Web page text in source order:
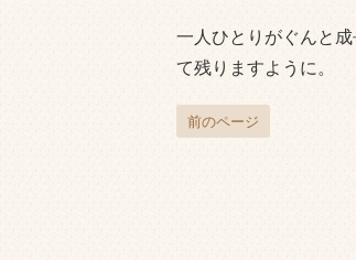
一人ひとりがぐんと
て残りますように。
前のページ